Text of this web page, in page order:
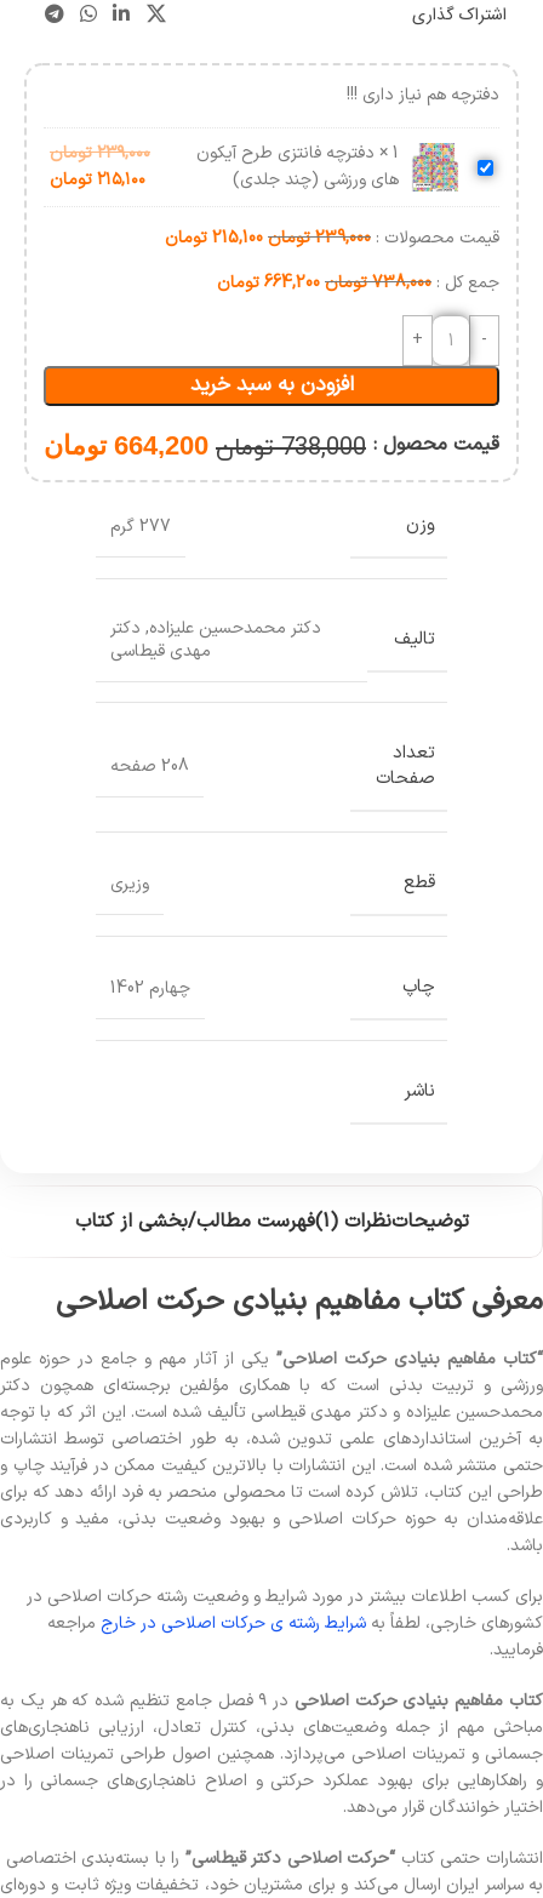
اشتراک گذاری
دفترچه هم نیاز داری !!!
دفترچه
فانتزی
آیکون
های
ورزشی
(چند
جلدی)
1
× دفترچه فانتزی طرح آیکون
های ورزشی (چند جلدی)
۲۳۹,۰۰۰تومان
۲۱۵,۱۰۰تومان
قیمت محصولات : 239,000تومان215,100تومان
جمع کل : 738,000تومان664,200تومان
افزودن به سبد خرید
قیمت محصول : 738,000 تومان 664,200 تومان
وزن 277 گرم
تالیف دکتر محمدحسین علیزاده, دکتر
مهدی قیطاسی
تعداد
صفحات
208 صفحه
قطع وزیری
چاپ چهارم 1402
ناشر
توضیحاتنظرات (1) فهرست مطالب/بخشی از کتاب
معرفی کتاب مفاهیم بنیادی حرکت اصلاحی
“کتاب مفاهیم بنیادی حرکت اصلاحی” یکی از آثار مهم و جامع در حوزه علوم
ورزشی و تربیت بدنی است که با همکاری مؤلفین برجسته‌ای همچون دکتر
محمدحسین علیزاده و دکتر مهدی قیطاسی تألیف شده است. این اثر که با توجه
به آخرین استانداردهای علمی تدوین شده، به طور اختصاصی توسط انتشارات
حتمی منتشر شده است. این انتشارات با بالاترین کیفیت ممکن در فرآیند چاپ و
طراحی این کتاب، تلاش کرده است تا محصولی منحصر به فرد ارائه دهد که برای
علاقه‌مندان به حوزه حرکات اصلاحی و بهبود وضعیت بدنی، مفید و کاربردی
باشد.
برای کسب اطلاعات بیشتر در مورد شرایط و وضعیت رشته حرکات اصلاحی در
کشورهای خارجی، لطفاً به شرایط رشته ی حرکات اصلاحی در خارج مراجعه
فرمایید.
کتاب مفاهیم بنیادی حرکت اصلاحی
در ۹ فصل جامع تنظیم شده که هر یک به
مباحثی مهم از جمله وضعیت‌های بدنی، کنترل تعادل، ارزیابی ناهنجاری‌های
جسمانی و تمرینات اصلاحی می‌پردازد. همچنین اصول طراحی تمرینات اصلاحی
و راهکارهایی برای بهبود عملکرد حرکتی و اصلاح ناهنجاری‌های جسمانی را در
اختیار خوانندگان قرار می‌دهد.
انتشارات حتمی کتاب “حرکت اصلاحی دکتر قیطاسی” را با بسته‌بندی اختصاصی
به سراسر ایران ارسال می‌کند و برای مشتریان خود، تخفیفات ویژه ثابت و دوره‌ای